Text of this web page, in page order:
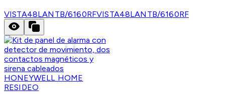
VISTA48LANTB/6160RFVISTA48LANTB/6160RF
HONEYWELL HOME
RESIDEO